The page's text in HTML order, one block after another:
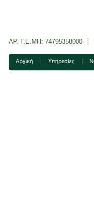
ΑΡ. Γ.Ε.ΜΗ: 74795358000